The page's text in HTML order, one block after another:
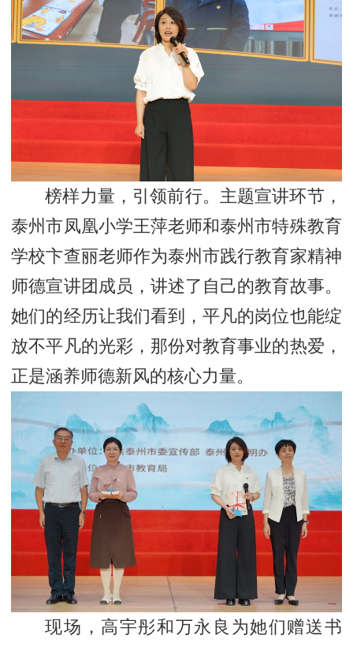
榜样力量，引领前行。主题宣讲环节，
泰州市凤凰小学王萍老师和泰州市特殊教育
学校卞查丽老师作为泰州市践行教育家精神
师德宣讲团成员，讲述了自己的教育故事。
她们的经历让我们看到，平凡的岗位也能绽
放不平凡的光彩，那份对教育事业的热爱，
正是涵养师德新风的核心力量。
现场，高宇彤和万永良为她们赠送书